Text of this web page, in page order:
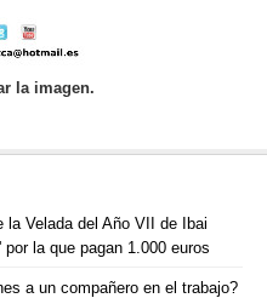
la imagen.
la Velada del Año VII de Ibai
por la que pagan 1.000 euros
a un compañero en el trabajo?